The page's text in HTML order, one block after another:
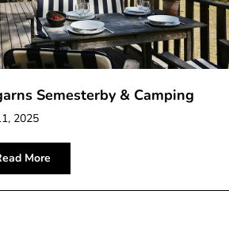
Semesterby & Camping
2025
More